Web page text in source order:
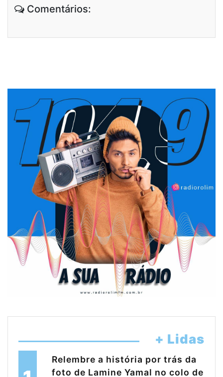
Comentários:
+ Lidas
Relembre a história por trás da
foto de Lamine Yamal no colo de